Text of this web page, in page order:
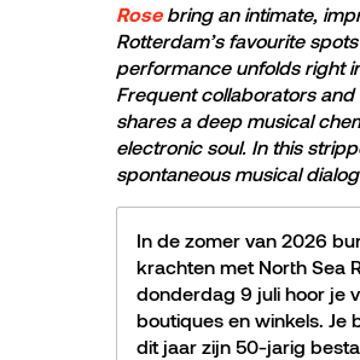
Rosebring an intimate,
Rotterdam’s favourite
performance unfolds right
Frequent collaborators
shares a deep musical
electronic soul. In this
spontaneous musical
In de zomer van 2026
krachten met North Sea
donderdag 9 juli hoor je
boutiques en winkels. Je
dit jaar zijn 50-jarig